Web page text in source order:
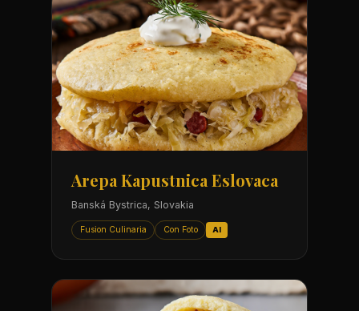
Arepa Kapustnica Eslovaca
Banská Bystrica, Slovakia
Fusion Culinaria Con Foto AI